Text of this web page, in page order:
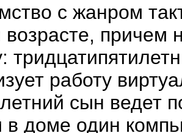
с жанром
причем
работу
сын ведет
в доме один